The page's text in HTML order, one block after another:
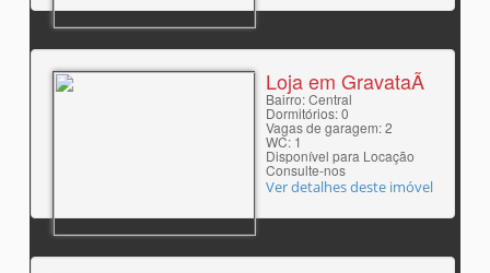
Loja em GravataÃ­
Bairro: Central
Dormitórios: 0
Vagas de garagem: 2
WC: 1
Disponível para Locação
Consulte-nos
Ver detalhes deste imóvel